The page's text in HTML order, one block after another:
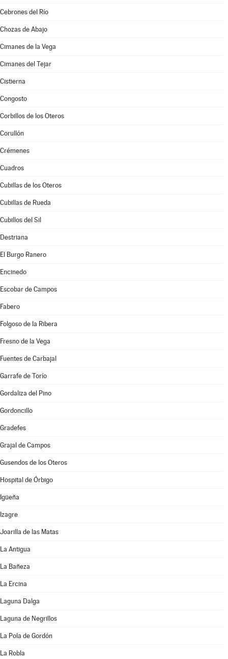
Cebrones del Río
Chozas de Abajo
Cimanes de la Vega
Cimanes del Tejar
Cistierna
Congosto
Corbillos de los Oteros
Corullón
Crémenes
Cuadros
Cubillas de los Oteros
Cubillas de Rueda
Cubillos del Sil
Destriana
El Burgo Ranero
Encinedo
Escobar de Campos
Fabero
Folgoso de la Ribera
Fresno de la Vega
Fuentes de Carbajal
Garrafe de Torío
Gordaliza del Pino
Gordoncillo
Gradefes
Grajal de Campos
Gusendos de los Oteros
Hospital de Órbigo
Igüeña
Izagre
Joarilla de las Matas
La Antigua
La Bañeza
La Ercina
Laguna Dalga
Laguna de Negrillos
La Pola de Gordón
La Robla